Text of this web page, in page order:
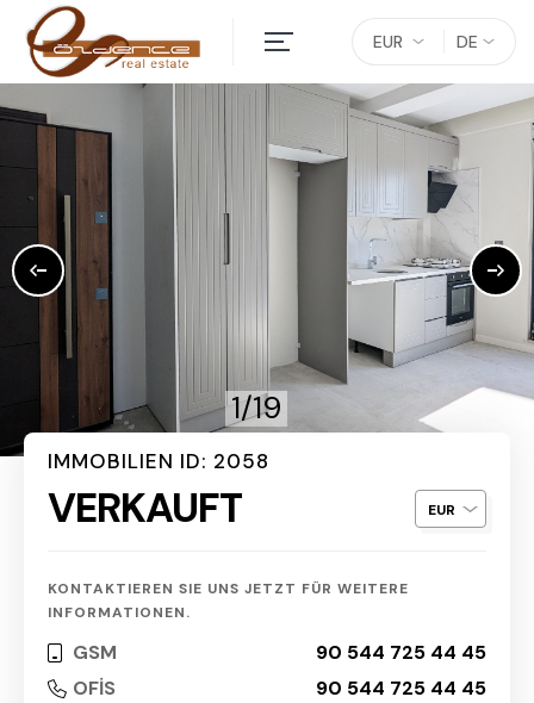
DE
EUR
1/19
IMMOBILIEN ID: 2058
VERKAUFT
KONTAKTIEREN SIE UNS JETZT FÜR WEITERE
INFORMATIONEN.
GSM
90 544 725 44 45
OFİS
90 544 725 44 45